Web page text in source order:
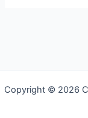
Copyright © 2026